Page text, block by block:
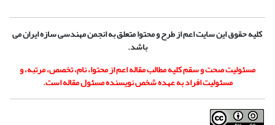
کلیه حقوق این سایت اعم از طرح و محتوا متعلق به انجمن مهندسی سازه ایران می
باشد.
مسئولیت صحت و سقم کلیه مطالب مقاله اعم از محتوا، نام، تخصص، مرتبه، و
مسئولیت افراد به عهده شخص نویسنده مسئول مقاله است.